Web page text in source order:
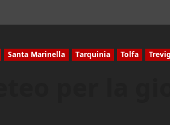
Santa Marinella Tarquinia Tolfa